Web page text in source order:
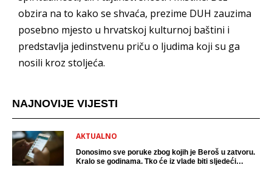
obzira na to kako se shvaća, prezime DUH zauzima
posebno mjesto u hrvatskoj kulturnoj baštini i
predstavlja jedinstvenu priču o ljudima koji su ga
nosili kroz stoljeća.
NAJNOVIJE VIJESTI
AKTUALNO
Donosimo sve poruke zbog kojih je Beroš u zatvoru.
Kralo se godinama. Tko će iz vlade biti sljedeći